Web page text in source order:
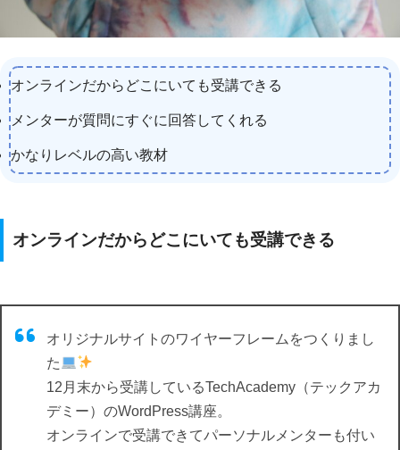
オンラインだからどこにいても受講できる
メンターが質問にすぐに回答してくれる
かなりレベルの高い教材
オンラインだからどこにいても受講できる
オリジナルサイトのワイヤーフレームをつくりまし
た
12月末から受講しているTechAcademy（テックアカ
デミー）のWordPress講座。
オンラインで受講できてパーソナルメンターも付い